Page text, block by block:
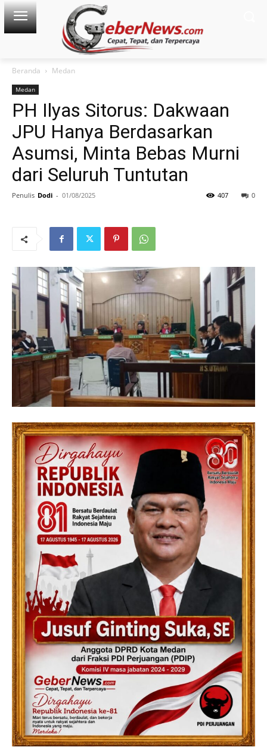
Beranda Medan
Medan
PH Ilyas Sitorus: Dakwaan
JPU Hanya Berdasarkan
Asumsi, Minta Bebas Murni
dari Seluruh Tuntutan
Penulis Dodi - 01/08/2025 0
407